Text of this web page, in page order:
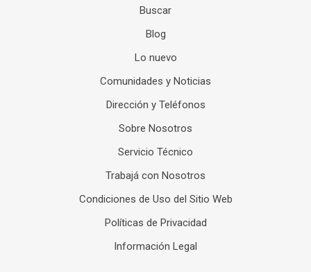
Buscar
Blog
Lo nuevo
Comunidades y Noticias
Dirección y Teléfonos
Sobre Nosotros
Servicio Técnico
Trabajá con Nosotros
Condiciones de Uso del Sitio Web
Políticas de Privacidad
Información Legal